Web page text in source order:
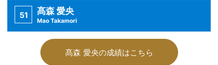
51 髙森 愛央
Mao Takamori
髙森 愛央の成績はこちら